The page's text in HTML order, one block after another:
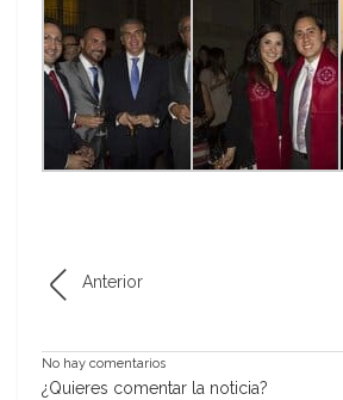
Anterior
No hay comentarios
¿Quieres comentar la noticia?